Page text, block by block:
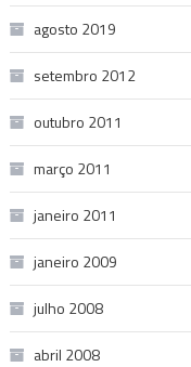
agosto 2019
setembro 2012
outubro 2011
março 2011
janeiro 2011
janeiro 2009
julho 2008
abril 2008